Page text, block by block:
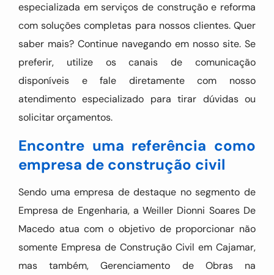
especializada em serviços de construção e reforma
com soluções completas para nossos clientes. Quer
saber mais? Continue navegando em nosso site. Se
preferir, utilize os canais de comunicação
disponíveis e fale diretamente com nosso
atendimento especializado para tirar dúvidas ou
solicitar orçamentos.
Encontre uma referência como
empresa de construção civil
Sendo uma empresa de destaque no segmento de
Empresa de Engenharia, a Weiller Dionni Soares De
Macedo atua com o objetivo de proporcionar não
somente Empresa de Construção Civil em Cajamar,
mas também, Gerenciamento de Obras na